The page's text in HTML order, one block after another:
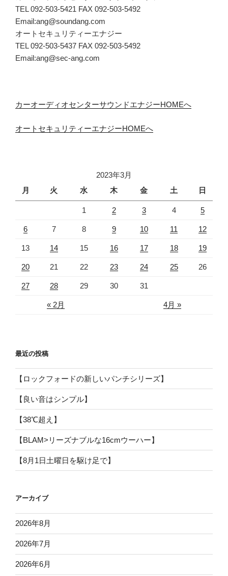
TEL 092-503-5421 FAX 092-503-5492
Email:ang@soundang.com
オートセキュリティーエナジー
TEL 092-503-5437 FAX 092-503-5492
Email:ang@sec-ang.com
カーオーディオセンターサウンドエナジーHOMEへ
オートセキュリティーエナジーHOMEへ
2023年3月
月
火 水 木 金 土 日
« 2月 4月 »
1 2 3 4 5
6 7 8 9 10 11 12
13 14 15 16 17 18 19
20 21 22 23 24 25 26
27 28 29 30 31
最近の投稿
【ロックフォードの新しいパンチシリーズ】
【良い音はシンプル】
【38℃超え】
【BLAM>リーズナブルな16cmウーハー】
【8月1日土曜日を駆け足で】
アーカイブ
2026年8月
2026年7月
2026年6月